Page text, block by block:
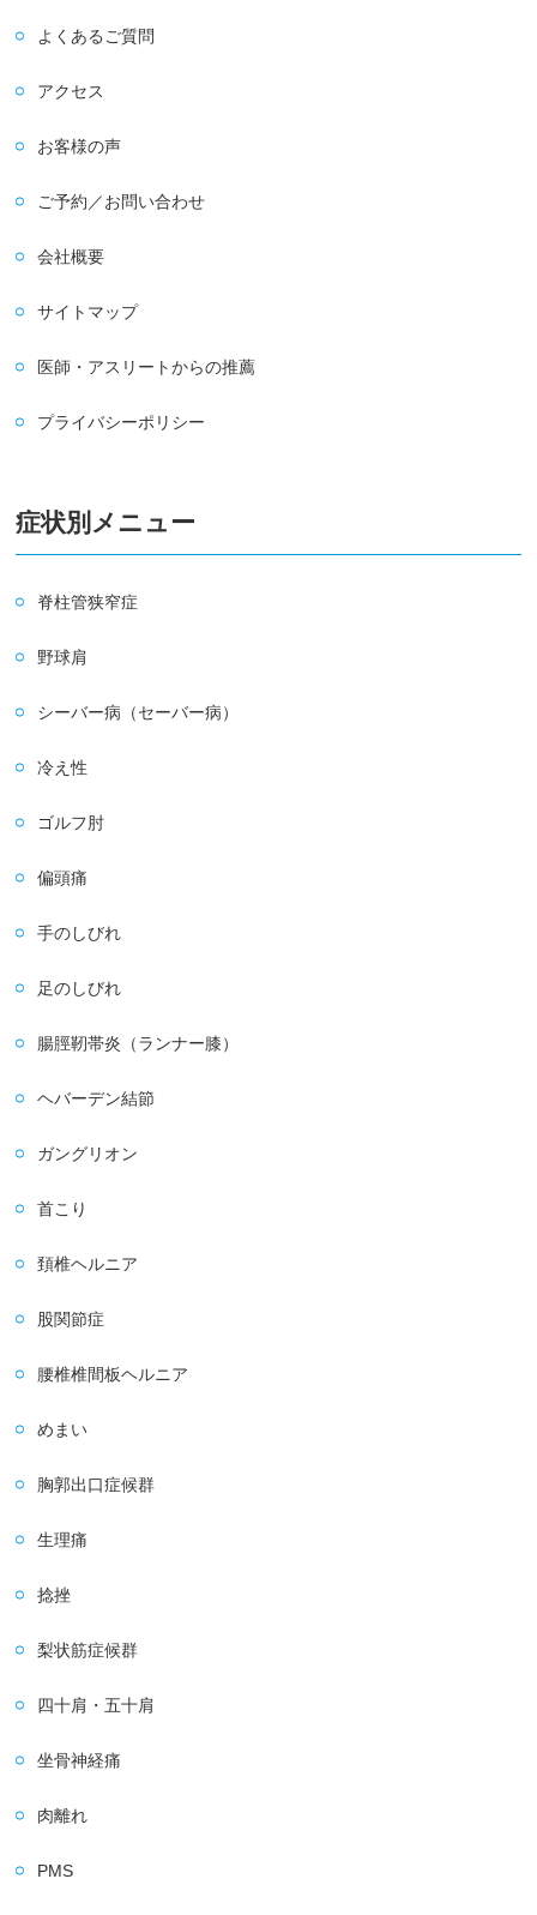
よくあるご質問
アクセス
お客様の声
ご予約／お問い合わせ
会社概要
サイトマップ
医師・アスリートからの推薦
プライバシーポリシー
症状別メニュー
脊柱管狭窄症
野球肩
シーバー病（セーバー病）
冷え性
ゴルフ肘
偏頭痛
手のしびれ
足のしびれ
腸脛靭帯炎（ランナー膝）
ヘバーデン結節
ガングリオン
首こり
頚椎ヘルニア
股関節症
腰椎椎間板ヘルニア
めまい
胸郭出口症候群
生理痛
捻挫
梨状筋症候群
四十肩・五十肩
坐骨神経痛
肉離れ
PMS